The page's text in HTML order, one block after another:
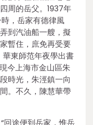
周的岳父。1937年
，岳家有德律風
到汽油船一艘，擬
暫住，庶免再受要
東師范年夜學出書
今上海市金山區朱
時光，朱涇鎮一向
。不久，陳慧華帶